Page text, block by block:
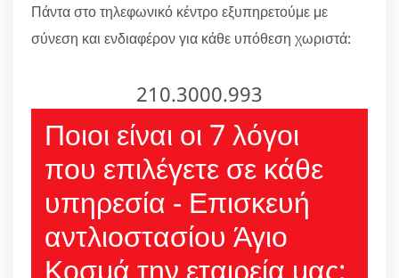
Πάντα στο τηλεφωνικό κέντρο εξυπηρετούμε με
σύνεση και ενδιαφέρον για κάθε υπόθεση χωριστά:
210.3000.993
Ποιοι είναι οι 7 λόγοι
που επιλέγετε σε κάθε
υπηρεσία - Επισκευή
αντλιοστασίου Άγιο
Κοσμά την εταιρεία μας;